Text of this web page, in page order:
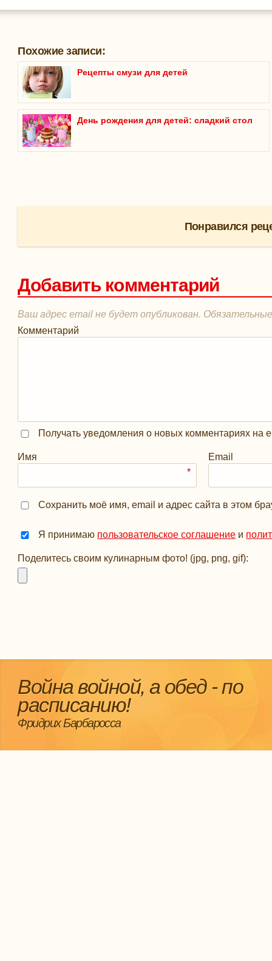
Похожие записи:
Рецепты смузи для детей
День рождения для детей: сладкий стол
Понравился
Добавить комментарий
Ваш адрес email не будет опубликован.
Комментарий
Получать уведомления о новых комментариях на
Имя
*
Email
Сохранить моё имя, email и адрес сайта в этом
Я принимаю пользовательское соглашение и
Поделитесь своим кулинарным фото! (jpg, png, gif):
Война войной, а обед - по
расписанию!
Фридрих Барбаросса